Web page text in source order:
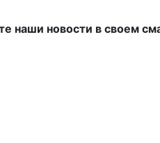
наши новости в своем